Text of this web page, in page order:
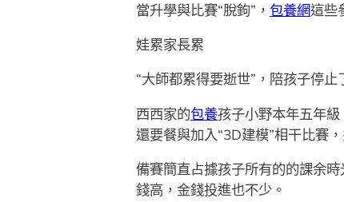
當升學與比賽“脫鉤”， 包養網這些
娃累家長累
“大師都累得要逝世”，陪孩子停止
西西家的包養孩子小野本年五年
還要餐與加入“3D建模”相干比賽
備賽簡直占據孩子所有的的課余
錢高，金錢投進也不少。